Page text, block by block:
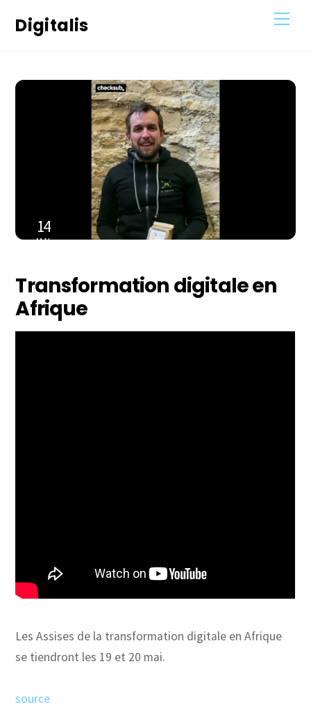
Digitalis
14
MAI
Transformation digitale en
Afrique
Les Assises de la transformation digitale en Afrique
se tiendront les 19 et 20 mai.
source